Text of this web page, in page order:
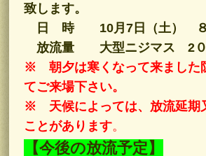
致します。
日 時 10月7日（土） ８
放流量 大型ニジマス 2０
※ 朝夕は寒くなって来ました
てご来場下さい。
※ 天候によっては、放流延期
ことがあります。
【今後の放流予定】